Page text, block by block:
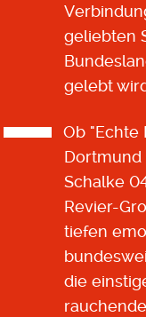
geliebten
gelebt
Ob "Echte
Dortmund
Schalke
Revier-
tiefen
die